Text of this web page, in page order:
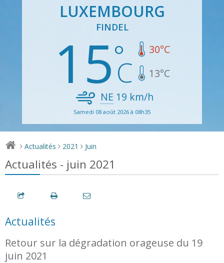
LUXEMBOURG
FINDEL
15 30°C
13°C
NE 19 km/h
Samedi 08 août 2026 à 08h35
> Actualités > 2021 > Juin
Actualités - juin 2021
Actualités
Retour sur la dégradation orageuse du 19
juin 2021